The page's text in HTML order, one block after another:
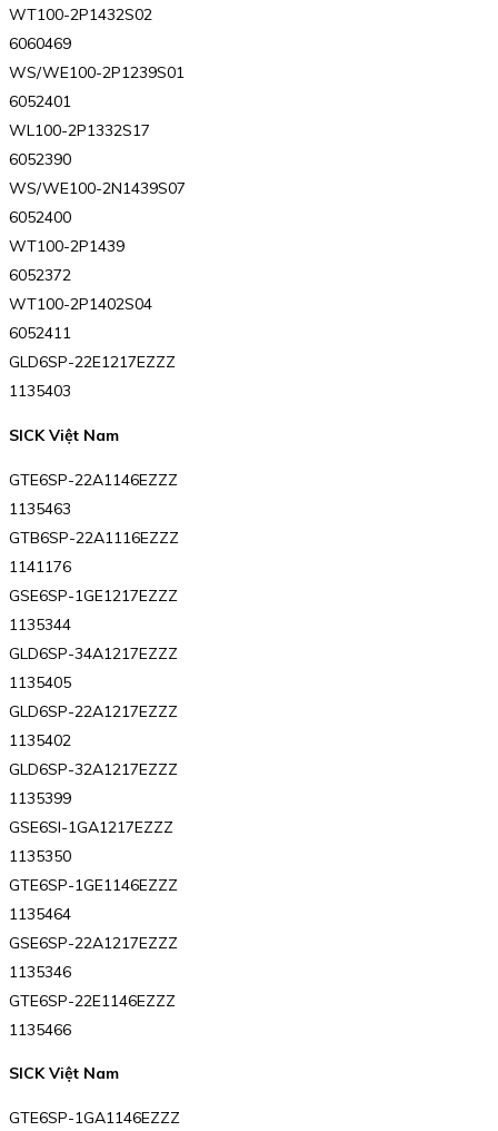
WT100-2P1432S02
6060469
WS/WE100-2P1239S01
6052401
WL100-2P1332S17
6052390
WS/WE100-2N1439S07
6052400
WT100-2P1439
6052372
WT100-2P1402S04
6052411
GLD6SP-22E1217EZZZ
1135403
SICK Việt Nam
GTE6SP-22A1146EZZZ
1135463
GTB6SP-22A1116EZZZ
1141176
GSE6SP-1GE1217EZZZ
1135344
GLD6SP-34A1217EZZZ
1135405
GLD6SP-22A1217EZZZ
1135402
GLD6SP-32A1217EZZZ
1135399
GSE6SI-1GA1217EZZZ
1135350
GTE6SP-1GE1146EZZZ
1135464
GSE6SP-22A1217EZZZ
1135346
GTE6SP-22E1146EZZZ
1135466
SICK Việt Nam
GTE6SP-1GA1146EZZZ